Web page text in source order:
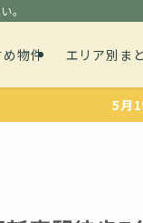
。
物件 エリア別ま
5月19日：大型犬